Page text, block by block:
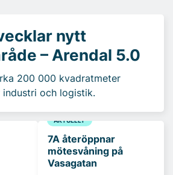
nytt
– Arendal 5.0
200 000 kvadratmeter
och logistik.
AKTUELLT
7A återöppnar
mötesvåning på
Vasagatan